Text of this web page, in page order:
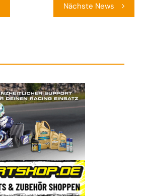
Nächste News